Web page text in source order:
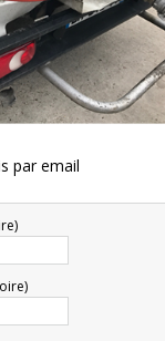
par email